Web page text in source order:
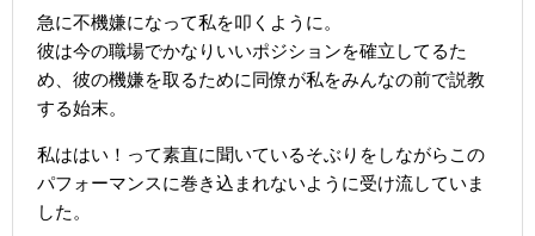
急に不機嫌になって私を叩くように。
彼は今の職場でかなりいいポジションを確立してるた
め、彼の機嫌を取るために同僚が私をみんなの前で説教
する始末。
私ははい！って素直に聞いているそぶりをしながらこの
パフォーマンスに巻き込まれないように受け流していま
した。